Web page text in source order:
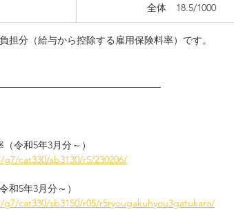
全体　18.5/1000
分（給与から控除する雇用保険料率）です。
令和5年3月分～）
cat330/sb3130/r5/230206/
和5年3月分～）
cat330/sb3150/r05/r5ryougakuhyou3gatukara/